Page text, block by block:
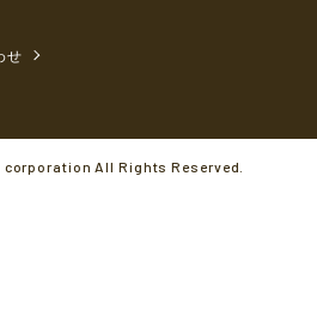
せ
All Rights Reserved.